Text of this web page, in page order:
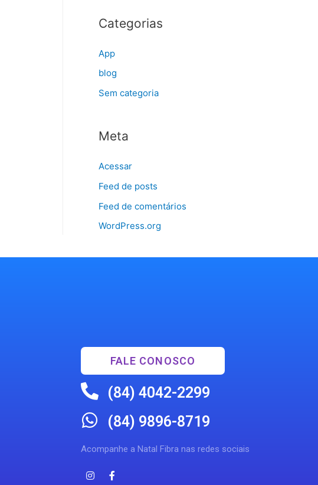
Categorias
App
blog
Sem categoria
Meta
Acessar
Feed de posts
Feed de comentários
WordPress.org
FALE CONOSCO
(84) 4042-2299
(84) 9896-8719
Acompanhe a Natal Fibra nas redes sociais